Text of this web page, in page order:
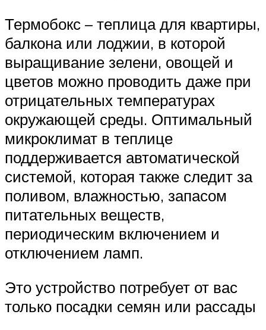
Термобокс – теплица для квартиры,
балкона или лоджии, в которой
выращивание зелени, овощей и
цветов можно проводить даже при
отрицательных температурах
окружающей среды. Оптимальный
микроклимат в теплице
поддерживается автоматической
системой, которая также следит за
поливом, влажностью, запасом
питательных веществ,
периодическим включением и
отключением ламп.
Это устройство потребует от вас
только посадки семян или рассады